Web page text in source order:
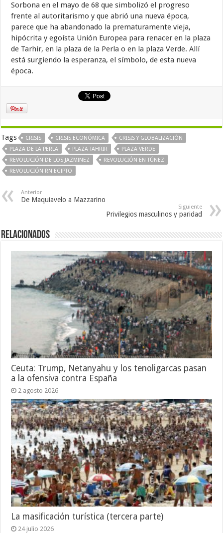
Sorbona en el mayo de 68 que simbolizó el progreso
frente al autoritarismo y que abrió una nueva época,
parece que ha abandonado la prematuramente vieja,
hipócrita y egoísta Unión Europea para renacer en la plaza
de Tarhir, en la plaza de la Perla o en la plaza Verde. Allí
está surgiendo la esperanza, el símbolo, de esta nueva
época.
Tags CRISIS CRISIS ECONÓMICA
CRISIS Y GLOBALIZACIÓN
PLAZA DE LA PERLA
PLAZA TAHRIR
PLAZA VERDE
REVOLUCIÓN DE LOS JAZMINEZ
REVOLUCIÓN EN TÚNEZ
REVOLUCIÓN RN EGIPTO
Anterior
De Maquiavelo a Mazzarino
Siguiente
Privilegios masculinos y paridad
Relacionados
Ceuta: Trump, Netanyahu y los tenoligarcas pasan
a la ofensiva contra España
2 agosto 2026
La masificación turística (tercera parte)
24 julio 2026